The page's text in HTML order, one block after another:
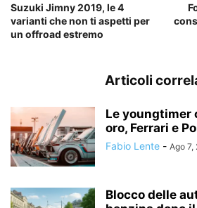
Suzuki Jimny 2019, le 4
varianti che non ti aspetti per
un offroad estremo
Articoli
Le youngtimer
oro, Ferrari e
Fabio Lente - Ago 7,
Blocco delle